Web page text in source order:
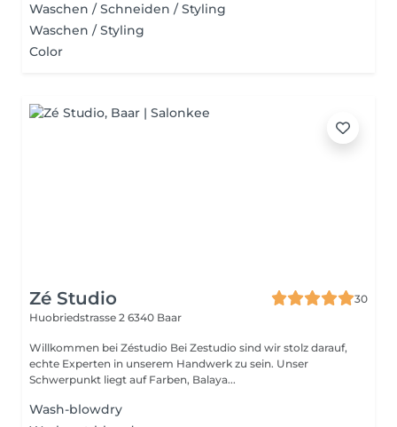
Waschen / Schneiden / Styling
Waschen / Styling
Color
Zé Studio
30
Huobriedstrasse 2 6340 Baar
Willkommen bei Zéstudio Bei Zestudio sind wir stolz darauf,
echte Experten in unserem Handwerk zu sein. Unser
Schwerpunkt liegt auf Farben, Balaya...
Wash-blowdry